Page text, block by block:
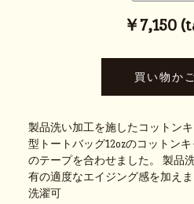
￥7,150
製品洗い加工を施したコットン
型トートバッグ12ozのコットン
のテープを合わせました。 製品
有の適度なエイジング感を加えま
洗濯可